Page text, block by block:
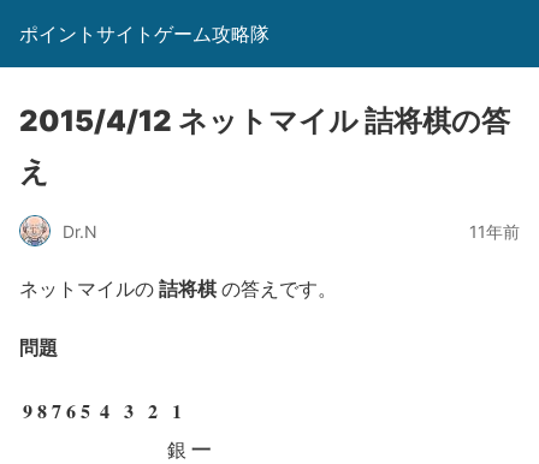
ポイントサイトゲーム攻略隊
2015/4/12 ネットマイル 詰将棋の答
え
Dr.N 11年前
ネットマイルの詰将棋の答えです。
問題
98765 4 3 2 1
銀 一